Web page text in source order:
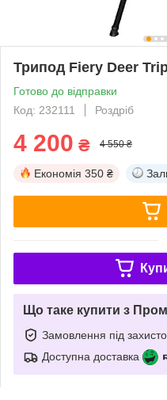
Трипод Fiery Deer
Готово до відправки
Код: 232111
Роздріб
4 200 ₴ 4 550 ₴
Економія 350 ₴
Що таке купити з
Замовлення під
Доступна доставка